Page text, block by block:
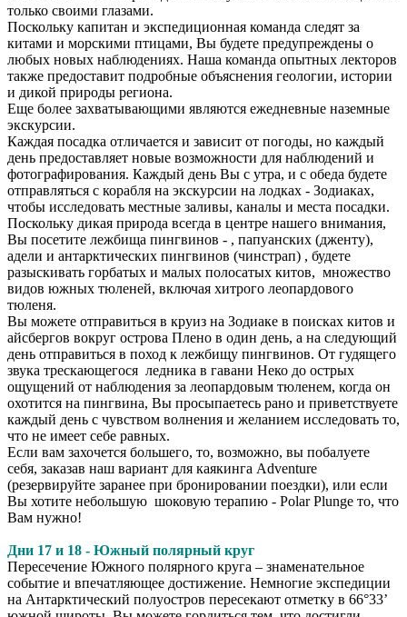
только своими глазами.
Поскольку капитан и экспедиционная команда следят за
китами и морскими птицами, Вы будете предупреждены о
любых новых наблюдениях. Наша команда опытных лекторов
также предоставит подробные объяснения геологии, истории
и дикой природы региона.
Еще более захватывающими являются ежедневные наземные
экскурсии.
Каждая посадка отличается и зависит от погоды, но каждый
день предоставляет новые возможности для наблюдений и
фотографирования. Каждый день Вы с утра, и с обеда будете
отправляться с корабля на экскурсии на лодках - Зодиаках,
чтобы исследовать местные заливы, каналы и места посадки.
Поскольку дикая природа всегда в центре нашего внимания,
Вы посетите лежбища пингвинов - , папуанских (дженту),
адели и антарктических пингвинов (чинстрап) , будете
разыскивать горбатых и малых полосатых китов, множество
видов южных тюленей, включая хитрого леопардового
тюленя.
Вы можете отправиться в круиз на Зодиаке в поисках китов и
айсбергов вокруг острова Плено в один день, а на следующий
день отправиться в поход к лежбищу пингвинов. От гудящего
звука трескающегося ледника в гавани Неко до острых
ощущений от наблюдения за леопардовым тюленем, когда он
охотится на пингвина, Вы просыпаетесь рано и приветствуете
каждый день с чувством волнения и желанием исследовать то,
что не имеет себе равных.
Если вам захочется большего, то, возможно, вы побалуете
себя, заказав наш вариант для каякинга Adventure
(резервируйте заранее при бронировании поездки), или если
Вы хотите небольшую шоковую терапию - Polar Plunge то, что
Вам нужно!
Дни 17 и 18 - Южный полярный круг
Пересечение Южного полярного круга – знаменательное
событие и впечатляющее достижение. Немногие экспедиции
на Антарктический полуостров пересекают отметку в 66°33’